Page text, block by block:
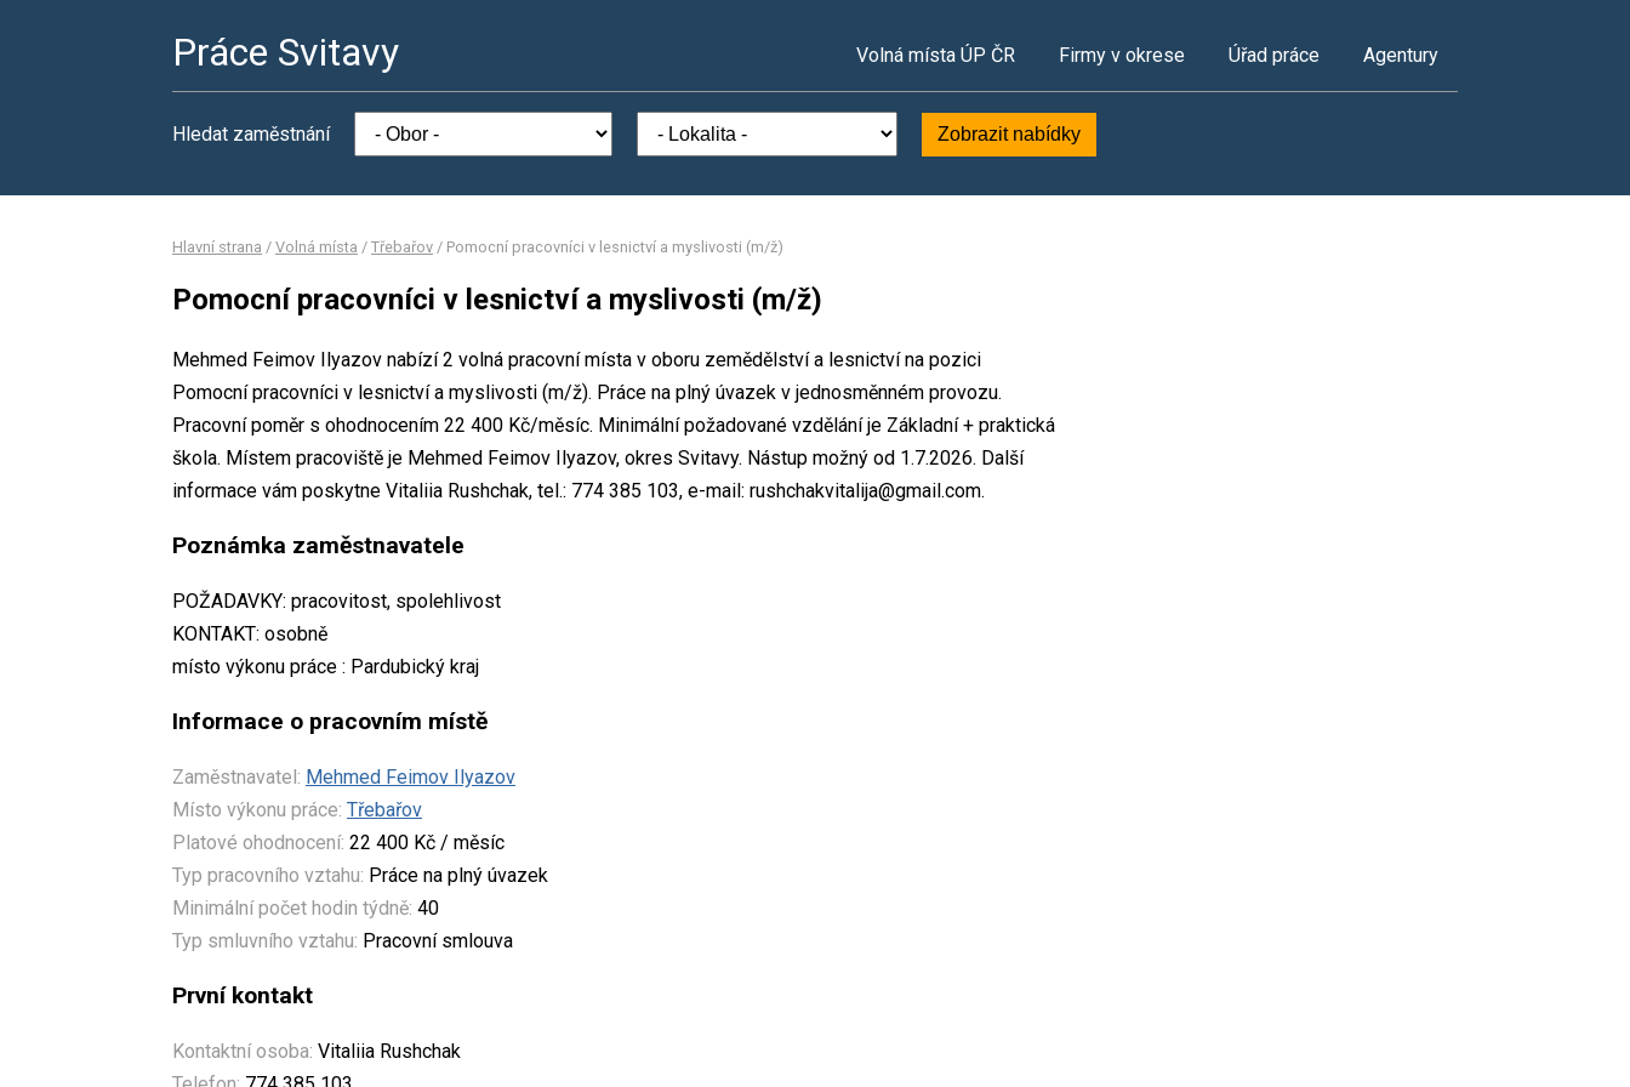
Práce Svitavy Volná místa ÚP ČR Firmy v okrese Úřad práce Agentury
Hledat zaměstnání Zobrazit nabídky
Hlavní strana / Volná místa / Třebařov / Pomocní pracovníci v lesnictví a myslivosti (m/ž)
Pomocní pracovníci v lesnictví a myslivosti (m/ž)
Mehmed Feimov Ilyazov nabízí 2 volná pracovní místa v oboru zemědělství a lesnictví na pozici
Pomocní pracovníci v lesnictví a myslivosti (m/ž). Práce na plný úvazek v jednosměnném provozu.
Pracovní poměr s ohodnocením 22 400 Kč/měsíc. Minimální požadované vzdělání je Základní + praktická
škola. Místem pracoviště je Mehmed Feimov Ilyazov, okres Svitavy. Nástup možný od 1.7.2026. Další
informace vám poskytne Vitaliia Rushchak, tel.: 774 385 103, e-mail: rushchakvitalija@gmail.com.
Poznámka zaměstnavatele
POŽADAVKY: pracovitost, spolehlivost
KONTAKT: osobně
místo výkonu práce : Pardubický kraj
Informace o pracovním místě
Zaměstnavatel: Mehmed Feimov Ilyazov
Místo výkonu práce: Třebařov
Platové ohodnocení: 22 400 Kč / měsíc
Typ pracovního vztahu: Práce na plný úvazek
Minimální počet hodin týdně: 40
Typ smluvního vztahu: Pracovní smlouva
První kontakt
Kontaktní osoba: Vitaliia Rushchak